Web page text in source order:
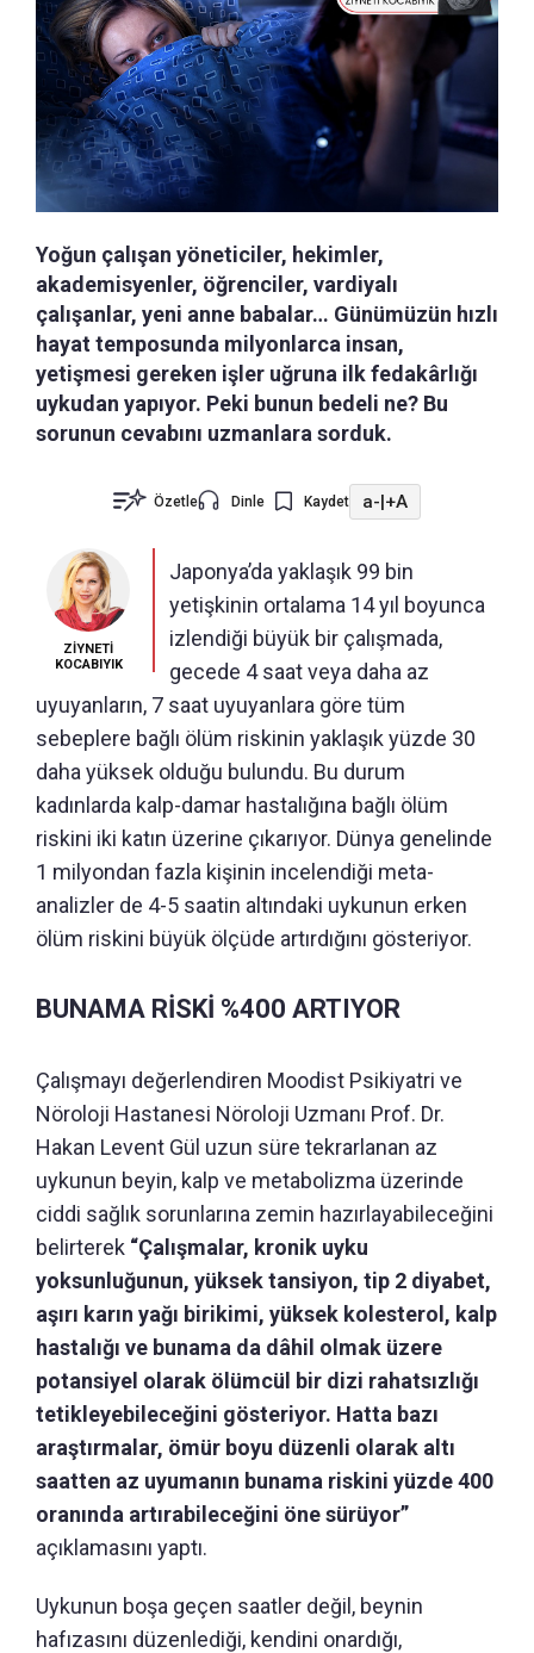
Yoğun çalışan yöneticiler, hekimler,
akademisyenler, öğrenciler, vardiyalı
çalışanlar, yeni anne babalar… Günümüzün hızlı
hayat temposunda milyonlarca insan,
yetişmesi gereken işler uğruna ilk fedakârlığı
uykudan yapıyor. Peki bunun bedeli ne? Bu
sorunun cevabını uzmanlara sorduk.
Özetle Dinle Kaydet a-|+A
ZİYNETİ
KOCABIYIK
Japonya’da yaklaşık 99 bin
yetişkinin ortalama 14 yıl boyunca
izlendiği büyük bir çalışmada,
gecede 4 saat veya daha az
uyuyanların, 7 saat uyuyanlara göre tüm
sebeplere bağlı ölüm riskinin yaklaşık yüzde 30
daha yüksek olduğu bulundu. Bu durum
kadınlarda kalp-damar hastalığına bağlı ölüm
riskini iki katın üzerine çıkarıyor. Dünya genelinde
1 milyondan fazla kişinin incelendiği meta-
analizler de 4-5 saatin altındaki uykunun erken
ölüm riskini büyük ölçüde artırdığını gösteriyor.
BUNAMA RİSKİ %400 ARTIYOR
Çalışmayı değerlendiren Moodist Psikiyatri ve
Nöroloji Hastanesi Nöroloji Uzmanı Prof. Dr.
Hakan Levent Gül uzun süre tekrarlanan az
uykunun beyin, kalp ve metabolizma üzerinde
ciddi sağlık sorunlarına zemin hazırlayabileceğini
belirterek “Çalışmalar, kronik uyku
yoksunluğunun, yüksek tansiyon, tip 2 diyabet,
aşırı karın yağı birikimi, yüksek kolesterol, kalp
hastalığı ve bunama da dâhil olmak üzere
potansiyel olarak ölümcül bir dizi rahatsızlığı
tetikleyebileceğini gösteriyor. Hatta bazı
araştırmalar, ömür boyu düzenli olarak altı
saatten az uyumanın bunama riskini yüzde 400
oranında artırabileceğini öne sürüyor”
açıklamasını yaptı.
Uykunun boşa geçen saatler değil, beynin
hafızasını düzenlediği, kendini onardığı,